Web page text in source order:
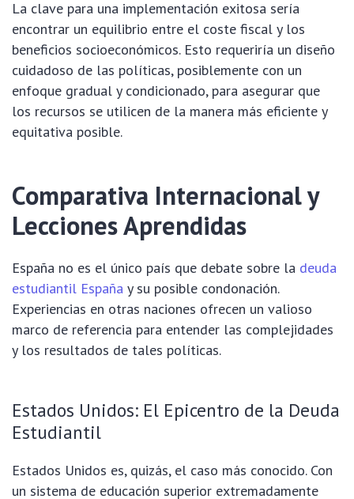
La clave para una implementación exitosa sería
encontrar un equilibrio entre el coste fiscal y los
beneficios socioeconómicos. Esto requeriría un diseño
cuidadoso de las políticas, posiblemente con un
enfoque gradual y condicionado, para asegurar que
los recursos se utilicen de la manera más eficiente y
equitativa posible.
Comparativa Internacional y
Lecciones Aprendidas
España no es el único país que debate sobre la deuda
estudiantil España y su posible condonación.
Experiencias en otras naciones ofrecen un valioso
marco de referencia para entender las complejidades
y los resultados de tales políticas.
Estados Unidos: El Epicentro de la Deuda
Estudiantil
Estados Unidos es, quizás, el caso más conocido. Con
un sistema de educación superior extremadamente